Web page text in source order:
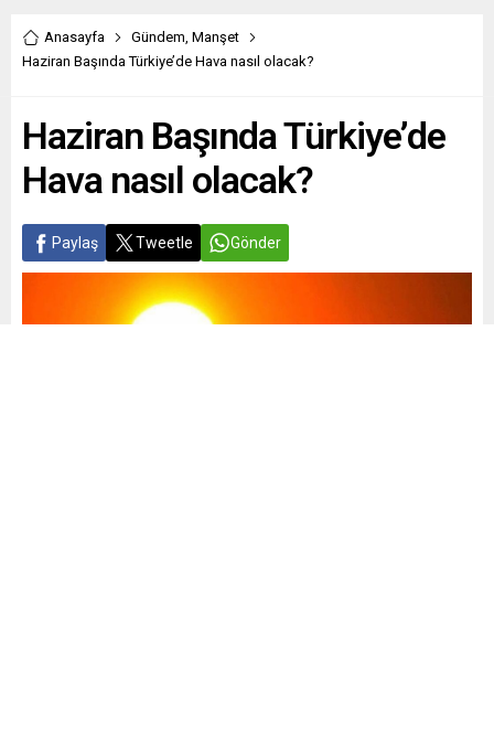
Anasayfa Gündem, Manşet
Haziran Başında Türkiye’de Hava nasıl olacak?
Haziran Başında Türkiye’de
Hava nasıl olacak?
Paylaş Tweetle Gönder